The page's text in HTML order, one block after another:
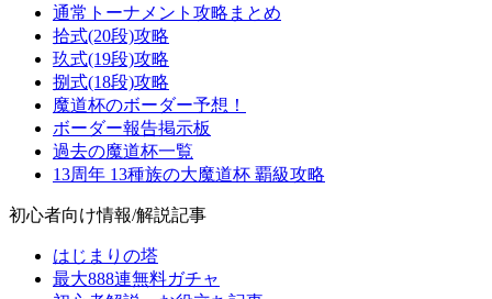
通常トーナメント攻略まとめ
拾式(20段)攻略
玖式(19段)攻略
捌式(18段)攻略
魔道杯のボーダー予想！
ボーダー報告掲示板
過去の魔道杯一覧
13周年 13種族の大魔道杯 覇級攻略
初心者向け情報/解説記事
はじまりの塔
最大888連無料ガチャ